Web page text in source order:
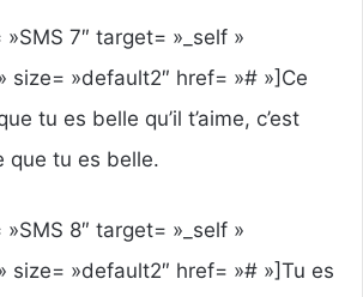
7″ target= »_self »
size= »default2″ href= »# »]Ce
tu es belle qu’il t’aime, c’est
que tu es belle.
8″ target= »_self »
size= »default2″ href= »# »]Tu es